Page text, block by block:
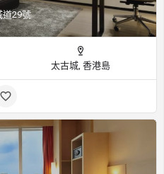
道29號
太古城, 香港島